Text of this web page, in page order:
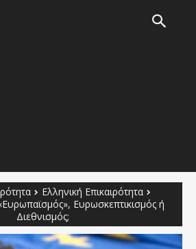
Ελληνική Επικαιρότητα
Ευρωσκεπτικισμός ή
Διεθνισμός;